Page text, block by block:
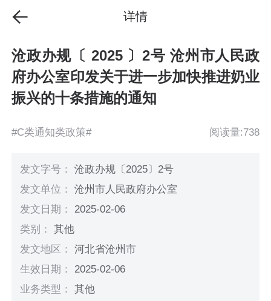
详情
沧政办规〔 2025 〕2号 沧州市人民政
府办公室印发关于进一步加快推进奶业
振兴的十条措施的通知
#C类通知类政策# 阅读量:738
发文字号：沧政办规〔2025〕2号
发文单位：沧州市人民政府办公室
发文日期： 2025-02-06
类别：其他
发文地区：河北省沧州市
生效日期： 2025-02-06
业务类型：其他